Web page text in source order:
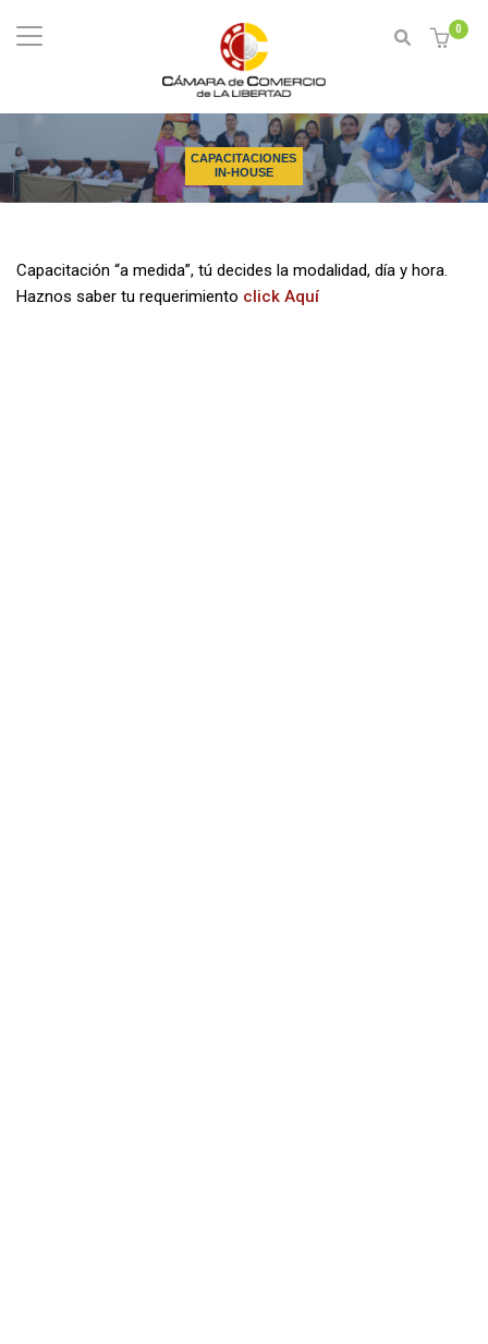
0
CAPACITACIONES
IN-HOUSE
Capacitación “a medida”, tú decides la modalidad, día y hora.
Haznos saber tu requerimiento click Aquí